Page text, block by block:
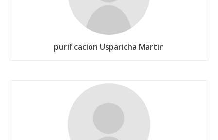
purificacion Usparicha Martin